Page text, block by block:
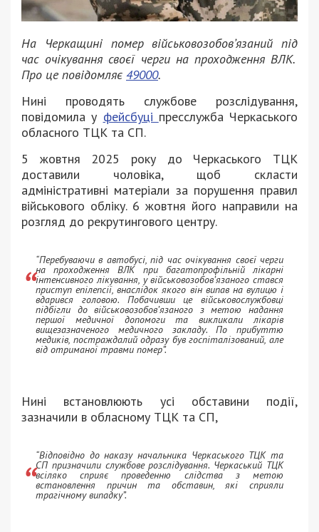
На Черкащині помер військовозобовʼязаний під
час очікування своєї черги на проходження ВЛК.
Про це повідомляє 49000.
Нині проводять службове розслідування,
повідомила у фейсбуці пресслужба Черкаського
обласного ТЦК та СП.
5 жовтня 2025 року до Черкаського ТЦК
доставили чоловіка, щоб скласти
адміністративні матеріали за порушення правил
військового обліку. 6 жовтня його направили на
розгляд до рекрутингового центру.
“Перебуваючи в автобусі, під час очікування своєї черги
на проходження ВЛК при багатопрофільній лікарні
інтенсивного лікування, у військовозобов’язаного стався
приступ епілепсії, внаслідок якого він випав на вулицю і
вдарився головою. Побачивши це військовослужбовці
підбігли до військовозобов’язаного з метою надання
першої медичної допомоги та викликали лікарів
вищезазначеного медичного закладу. По прибуттю
медиків, постраждалий одразу був госпіталізований, але
від отриманої травми помер”.
Нині встановлюють усі обставини події,
зазначили в обласному ТЦК та СП,
“Відповідно до наказу начальника Черкаського ТЦК та
СП призначили службове розслідування. Черкаський ТЦК
всіляко сприяє проведенню слідства з метою
встановлення причин та обставин, які сприяли
трагічному випадку”.